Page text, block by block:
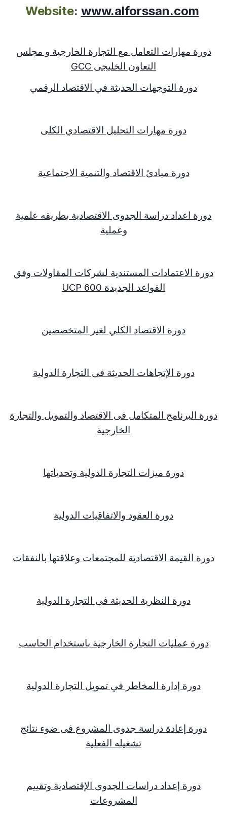
Website:www.alforssan.com
دورة مهارات التعامل مع التجارة الخارجية و مجلس
التعاون الخليجى GCC
دورة التوجهات الحديثة في الاقتصاد الرقمي
دورة مهارات التحليل الاقتصادي الكلى
دورة مبادئ الاقتصاد والتنمية الاجتماعية
دورة اعداد دراسة الجدوى الاقتصادية بطريقه علمية
وعملية
دورة الاعتمادات المستندية لشركات المقاولات وفق
القواعد الجديدة UCP 600
دورة الاقتصاد الكلي لغير المتخصصين
دورة الإتجاهات الحديثة فى التجارة الدولية
دورة البرنامج المتكامل فى الاقتصاد والتمويل والتجارة
الخارجية
دورة ميزات التجارة الدولية وتحدياتها
دورة العقود والاتفاقيات الدولية
دورة القيمة الاقتصادية للمجتمعات وعلاقتها بالنفقات
دورة النظرية الحديثة في التجارة الدولية
دورة عمليات التجارة الخارجية باستخدام الحاسب
دورة إدارة المخاطر في تمويل التجارة الدولية
دورة إعادة دراسة جدوى المشروع فى ضوء نتائج
تشغيله الفعلية
دورة إعداد دراسات الجدوى الإقتصادية وتقييم
المشروعات